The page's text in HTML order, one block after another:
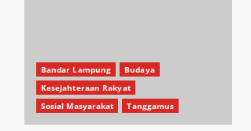
Bandar Lampung
Budaya
Kesejahteraan Rakyat
Sosial Masyarakat
Tanggamus